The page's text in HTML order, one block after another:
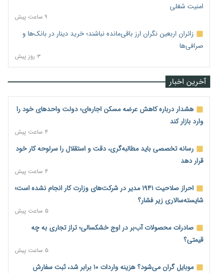
امنیت شغلی
۹ ساعت پیش
زائران اربعین نگران ارز باقی‌مانده نباشند؛ خرید دینار در بانک‌ها و
صرافی‌ها
۳ روز پیش
آخرین اخبار
هشدار درباره کاهش عرضه مسکن اجاره‌ای؛ دولت واحدهای خود را
وارد بازار کند
۴ ساعت پیش
رسانه تخصصی باید مطالبه‌گری، دقت و استقلال را سرلوحه کار خود
قرار دهد
۴ ساعت پیش
احراز صلاحیت ۱۹۴۱ مدیر در شرکت‌های وزارت کار انجام نشده است؛
شایسته‌سالاری زیر فشار؟
۵ ساعت پیش
صادرات محصولات آب‌بر در اوج خشکسالی؛ تراز تجاری به چه
قیمتی؟
۵ ساعت پیش
موبایل گران می‌شود؟ هزینه واردات ۱۰ برابر شد، ثبت سفارش